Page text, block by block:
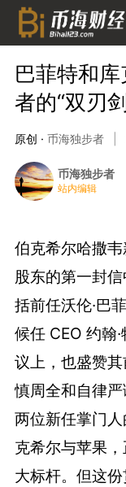
巴菲特和
者的“双刃
原创 · 币海独步者
币海独步者
站内编辑
伯克希尔哈撒
股东的第一封
括前任沃伦·巴
候任 CEO 约翰
议上，也盛赞
慎周全和自律严
两位新任掌门
克希尔与苹果
大标杆。但这